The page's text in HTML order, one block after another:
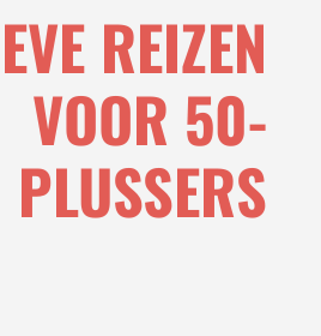
REIZEN
VOOR 50-
PLUSSERS